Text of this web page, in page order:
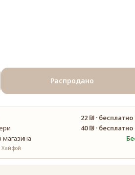
Распродано
22 ₪ · бесплатно
40 ₪ · бесплатно